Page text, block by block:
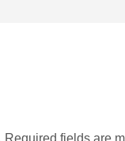
fields are